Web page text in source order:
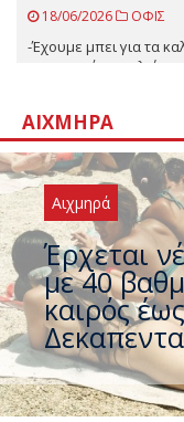
18/06/2026 ΟΦΙΣ
-Έχουμε μπει για τα
κομματικά επιτελεία
ΑΙΧΜΗΡΆ
Αιχμηρά
Άφαντος
που η